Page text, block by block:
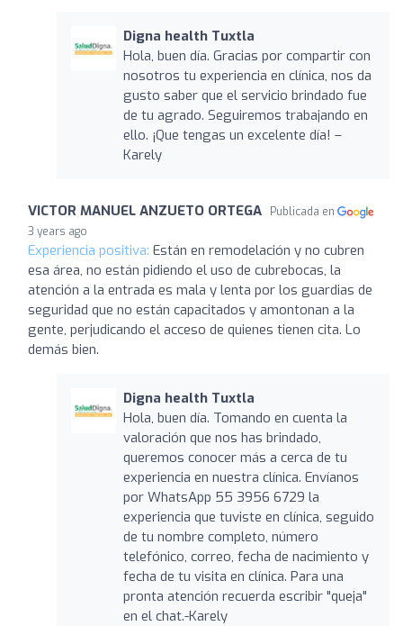
Digna health Tuxtla
Hola, buen día. Gracias por compartir con
nosotros tu experiencia en clínica, nos da
gusto saber que el servicio brindado fue
de tu agrado. Seguiremos trabajando en
ello. ¡Que tengas un excelente día! –
Karely
VICTOR MANUEL ANZUETO ORTEGA
Publicada en
3 years ago
Experiencia positiva: Están en remodelación y no cubren
esa área, no están pidiendo el uso de cubrebocas, la
atención a la entrada es mala y lenta por los guardias de
seguridad que no están capacitados y amontonan a la
gente, perjudicando el acceso de quienes tienen cita. Lo
demás bien.
Digna health Tuxtla
Hola, buen día. Tomando en cuenta la
valoración que nos has brindado,
queremos conocer más a cerca de tu
experiencia en nuestra clínica. Envíanos
por WhatsApp 55 3956 6729 la
experiencia que tuviste en clínica, seguido
de tu nombre completo, número
telefónico, correo, fecha de nacimiento y
fecha de tu visita en clínica. Para una
pronta atención recuerda escribir "queja"
en el chat.-Karely